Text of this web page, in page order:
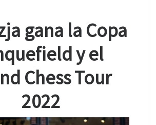
gana la Copa
y el
Chess Tour
2022